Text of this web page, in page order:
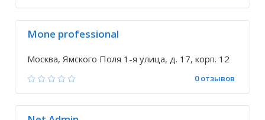
Mone professional
Москва, Ямского Поля 1-я улица, д. 17, корп. 12
0 отзывов